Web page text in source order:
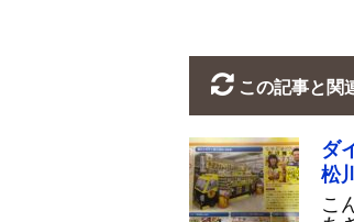
この記事と関
ダ
松
こ